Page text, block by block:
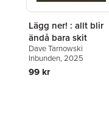
Lägg ner! : allt blir
ändå bara skit
Dave Tarnowski
Inbunden, 2025
99 kr